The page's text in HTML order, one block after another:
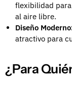
flexibilidad para
al aire libre.
Diseño
atractivo para
¿Para